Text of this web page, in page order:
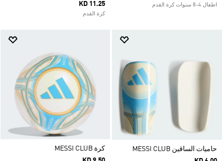
اطفال 4-8 سنوات كرة القدم
KD 11.25
كرة القدم
حاميات الساقين MESSI CLUB
كرة MESSI CLUB